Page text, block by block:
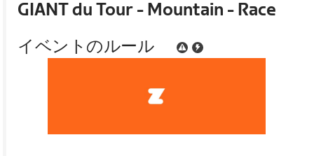
GIANT du Tour - Mountain - Race
イベントのルール